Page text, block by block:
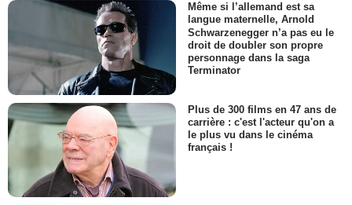
Même si l’allemand est sa
langue maternelle, Arnold
Schwarzenegger n’a pas eu le
droit de doubler son propre
personnage dans la saga
Terminator
Plus de 300 films en 47 ans de
carrière : c'est l'acteur qu'on a
le plus vu dans le cinéma
français !